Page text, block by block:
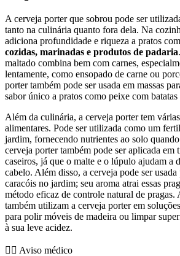
A cerveja porter que sobrou pode ser
tanto na culinária quanto fora dela. Na
adiciona profundidade e riqueza a pratos
cozidas, marinadas e produtos de padaria
maltado combina bem com carnes,
lentamente, como ensopado de carne ou
porter também pode ser usada em massas
sabor único a pratos como peixe com batatas
Além da culinária, a cerveja porter tem
alimentares. Pode ser utilizada como um
jardim, fornecendo nutrientes ao solo
cerveja porter também pode ser aplicada em
caseiros, já que o malte e o lúpulo ajudam a
cabelo. Além disso, a cerveja pode ser usada
caracóis no jardim; seu aroma atrai essas
método eficaz de controle natural de pragas.
também utilizam a cerveja porter em
para polir móveis de madeira ou limpar
à sua leve acidez.
👨‍⚕️️ Aviso médico